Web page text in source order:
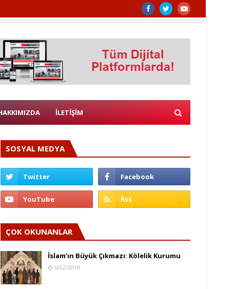
İLETİŞİM
SOSYAL MEDYA
ÇOK OKUNANLAR
İslam’ın Büyük Çıkmazı: Kölelik Kurumu
6/22/2019